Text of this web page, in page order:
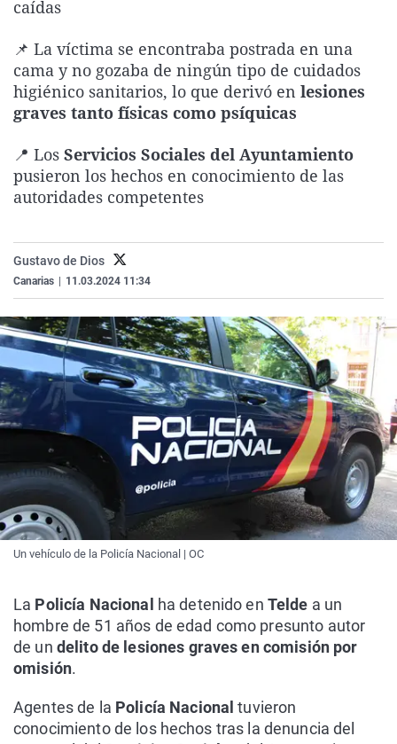
Gente viajera
Como el perro y el
Retornados
Equipo de
Operación Viuda
Galicia
La Rioja
Navarra
Televisión
Elecciones
caídas
📌 La víctima se encontraba postrada en una
cama y no gozaba de ningún tipo de cuidados
higiénico sanitarios, lo que derivó en lesiones
graves tanto físicas como psíquicas
📍 Los Servicios Sociales del Ayuntamiento
pusieron los hechos en conocimiento de las
autoridades competentes
Gustavo de Dios
Canarias 11.03.2024 11:34
Un vehículo de la Policía Nacional | OC
La Policía Nacional ha detenido en Telde a un
hombre de 51 años de edad como presunto autor
de un delito de lesiones graves en comisión por
omisión.
Agentes de la Policía Nacional tuvieron
conocimiento de los hechos tras la denuncia del